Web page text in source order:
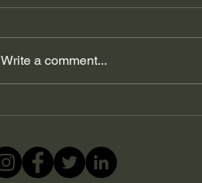
პასუხისმგებლობაა?…
შევარცხვინე ორივე!
Write a comment...